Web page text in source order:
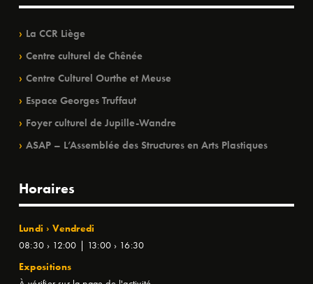
La CCR Liège
Centre culturel de Chênée
Centre Culturel Ourthe et Meuse
Espace Georges Truffaut
Foyer culturel de Jupille-Wandre
ASAP – L’Assemblée des Structures en Arts Plastiques
Horaires
Lundi › Vendredi
08:30 › 12:00 | 13:00 › 16:30
Expositions